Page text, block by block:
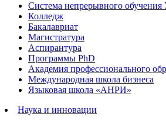
Система непрерывного обучения
Колледж
Бакалавриат
Магистратура
Аспирантура
Программы PhD
Академия профессионального
Международная школа бизнеса
Языковая школа «АНРИ»
Наука и инновации